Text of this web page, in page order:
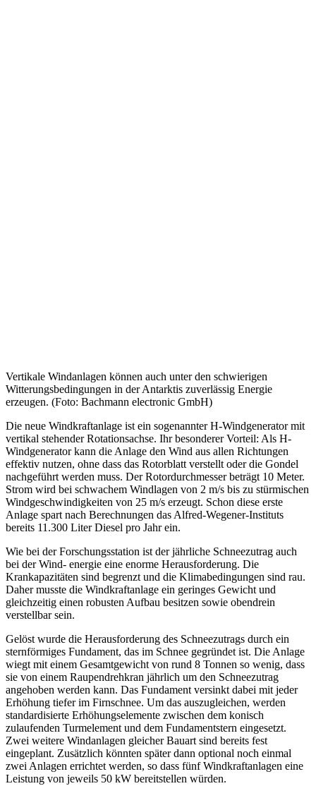
Vertikale Windanlagen können auch unter den schwierigen
Witterungsbedingungen in der Antarktis zuverlässig Energie
erzeugen. (Foto: Bachmann electronic GmbH)
Die neue Windkraftanlage ist ein sogenannter H-Windgenerator mit
vertikal stehender Rotationsachse. Ihr besonderer Vorteil: Als H-
Windgenerator kann die Anlage den Wind aus allen Richtungen
effektiv nutzen, ohne dass das Rotorblatt verstellt oder die Gondel
nachgeführt werden muss. Der Rotordurchmesser beträgt 10 Meter.
Strom wird bei schwachem Windlagen von 2 m/s bis zu stürmischen
Windgeschwindigkeiten von 25 m/s erzeugt. Schon diese erste
Anlage spart nach Berechnungen das Alfred-Wegener-Instituts
bereits 11.300 Liter Diesel pro Jahr ein.
Wie bei der Forschungsstation ist der jährliche Schneezutrag auch
bei der Wind- energie eine enorme Herausforderung. Die
Krankapazitäten sind begrenzt und die Klimabedingungen sind rau.
Daher musste die Windkraftanlage ein geringes Gewicht und
gleichzeitig einen robusten Aufbau besitzen sowie obendrein
verstellbar sein.
Gelöst wurde die Herausforderung des Schneezutrags durch ein
sternförmiges Fundament, das im Schnee gegründet ist. Die Anlage
wiegt mit einem Gesamtgewicht von rund 8 Tonnen so wenig, dass
sie von einem Raupendrehkran jährlich um den Schneezutrag
angehoben werden kann. Das Fundament versinkt dabei mit jeder
Erhöhung tiefer im Firnschnee. Um das auszugleichen, werden
standardisierte Erhöhungselemente zwischen dem konisch
zulaufenden Turmelement und dem Fundamentstern eingesetzt.
Zwei weitere Windanlagen gleicher Bauart sind bereits fest
eingeplant. Zusätzlich könnten später dann optional noch einmal
zwei Anlagen errichtet werden, so dass fünf Windkraftanlagen eine
Leistung von jeweils 50 kW bereitstellen würden.